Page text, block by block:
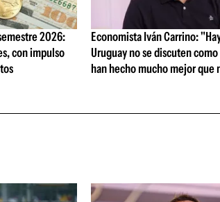
2026:
con impulso
Economista Iván Carrino:
Uruguay no se discuten
han hecho mucho mejor que